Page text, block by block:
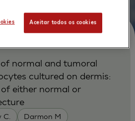
C. Darmon M
normal and tumoral
cultured on dermis:
either normal or
Aceitar todos os cookies